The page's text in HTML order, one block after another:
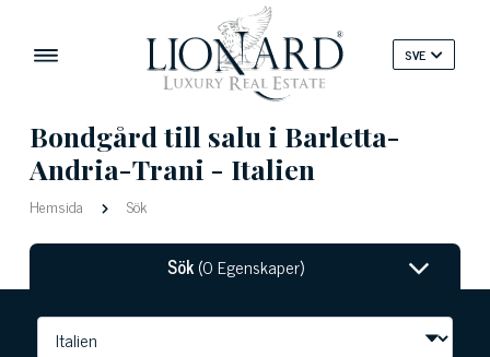
SVE
Bondgård till salu i Barletta-
Andria-Trani - Italien
Hemsida Sök
Sök(0 Egenskaper)